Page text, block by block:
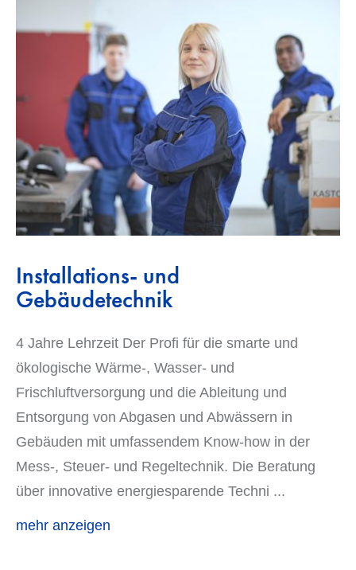
Installations- und
Gebäudetechnik
4 Jahre Lehrzeit Der Profi für die smarte und
ökologische Wärme-, Wasser- und
Frischluftversorgung und die Ableitung und
Entsorgung von Abgasen und Abwässern in
Gebäuden mit umfassendem Know-how in der
Mess-, Steuer- und Regeltechnik. Die Beratung
über innovative energiesparende Techni ...
mehr anzeigen